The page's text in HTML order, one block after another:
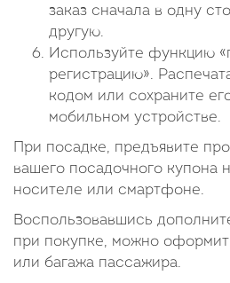
заказ сначала в одну
другую.
Используйте функцию
регистрацию».
кодом или сохраните
мобильном устройстве.
При посадке, предъявите
вашего посадочного купона
носителе или смартфоне.
Воспользовавшись
при покупке, можно
или багажа пассажира.